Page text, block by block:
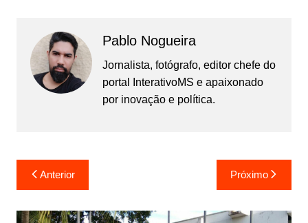
Pablo Nogueira
Jornalista, fotógrafo, editor chefe do
portal InterativoMS e apaixonado
por inovação e política.
Navegação
de
Post
Anterior Próximo